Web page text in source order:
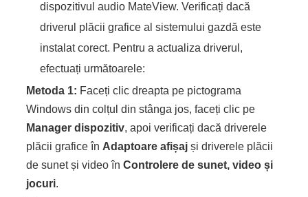
dispozitivul audio MateView. Verificați dacă
driverul plăcii grafice al sistemului gazdă este
instalat corect. Pentru a actualiza driverul,
efectuați următoarele:
Metoda 1: Faceți clic dreapta pe pictograma
Windows din colțul din stânga jos, faceți clic pe
Manager dispozitiv, apoi verificați dacă driverele
plăcii grafice în Adaptoare afișaj și driverele plăcii
de sunet și video înControlere de sunet, video și
jocuri.